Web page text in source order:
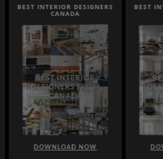
BEST INTERIOR DESIGNERS
CANADA
DOWNLOAD NOW
BEST